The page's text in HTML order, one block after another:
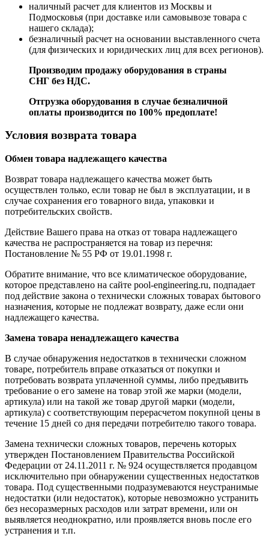
наличный расчет для клиентов из Москвы и
Подмосковья (при доставке или самовывозе товара с
нашего склада);
безналичный расчет на основании выставленного счета
(для физических и юридических лиц для всех регионов).
Производим продажу оборудования в страны
СНГ без НДС.
Отгрузка оборудования в случае безналичной
оплаты производится по 100% предоплате!
Условия возврата товара
Обмен товара надлежащего качества
Возврат товара надлежащего качества может быть
осуществлен только, если товар не был в эксплуатации, и в
случае сохранения его товарного вида, упаковки и
потребительских свойств.
Действие Вашего права на отказ от товара надлежащего
качества не распространяется на товар из перечня:
Постановление № 55 РФ от 19.01.1998 г.
Обратите внимание, что все климатическое оборудование,
которое представлено на сайте pool-engineering.ru, подпадает
под действие закона о технически сложных товарах бытового
назначения, которые не подлежат возврату, даже если они
надлежащего качества.
Замена товара ненадлежащего качества
В случае обнаружения недостатков в технически сложном
товаре, потребитель вправе отказаться от покупки и
потребовать возврата уплаченной суммы, либо предъявить
требование о его замене на товар этой же марки (модели,
артикула) или на такой же товар другой марки (модели,
артикула) с соответствующим перерасчетом покупной цены в
течение 15 дней со дня передачи потребителю такого товара.
Замена технически сложных товаров, перечень которых
утвержден Постановлением Правительства Российской
Федерации от 24.11.2011 г. № 924 осуществляется продавцом
исключительно при обнаружении существенных недостатков
товара. Под существенными подразумеваются неустранимые
недостатки (или недостаток), которые невозможно устранить
без несоразмерных расходов или затрат времени, или он
выявляется неоднократно, или проявляется вновь после его
устранения и т.п.